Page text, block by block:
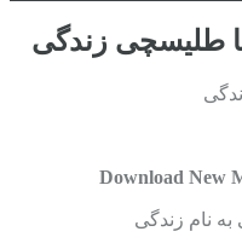
طلیسچی زندگی
Download New